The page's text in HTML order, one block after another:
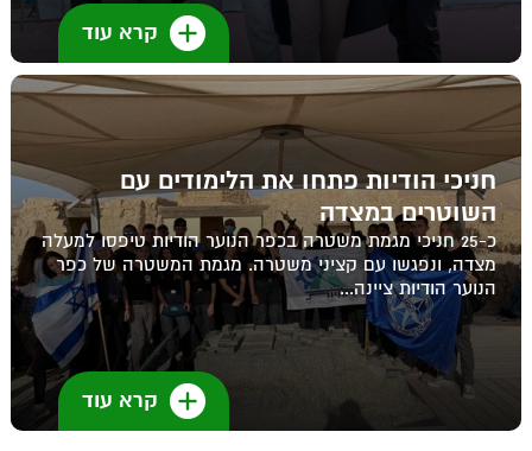
קרא עוד
חניכי הודיות פתחו את הלימודים עם
השוטרים במצדה
כ-25 חניכי מגמת משטרה בכפר הנוער הודיות טיפסו למעלה
מצדה, ונפגשו עם קציני משטרה. מגמת המשטרה של כפר
הנוער הודיות ציינה...
קרא עוד